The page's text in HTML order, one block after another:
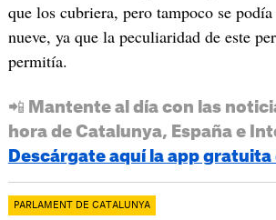
que los cubriera, pero tampoco se
nueve, ya que la peculiaridad de este
permitía.
📲 Mantente al día con las
hora de Catalunya, España e
Descárgate aquí la app gratuita
PARLAMENT DE CATALUNYA